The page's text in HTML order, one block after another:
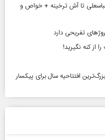
تا آش ترخینه + خواص و
تفریحی دارد
از کنه نگیرید!